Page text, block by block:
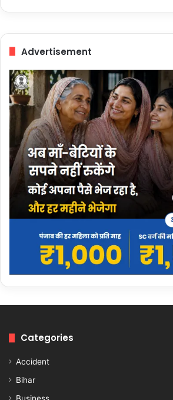
Advertisement
Categories
Accident
Bihar